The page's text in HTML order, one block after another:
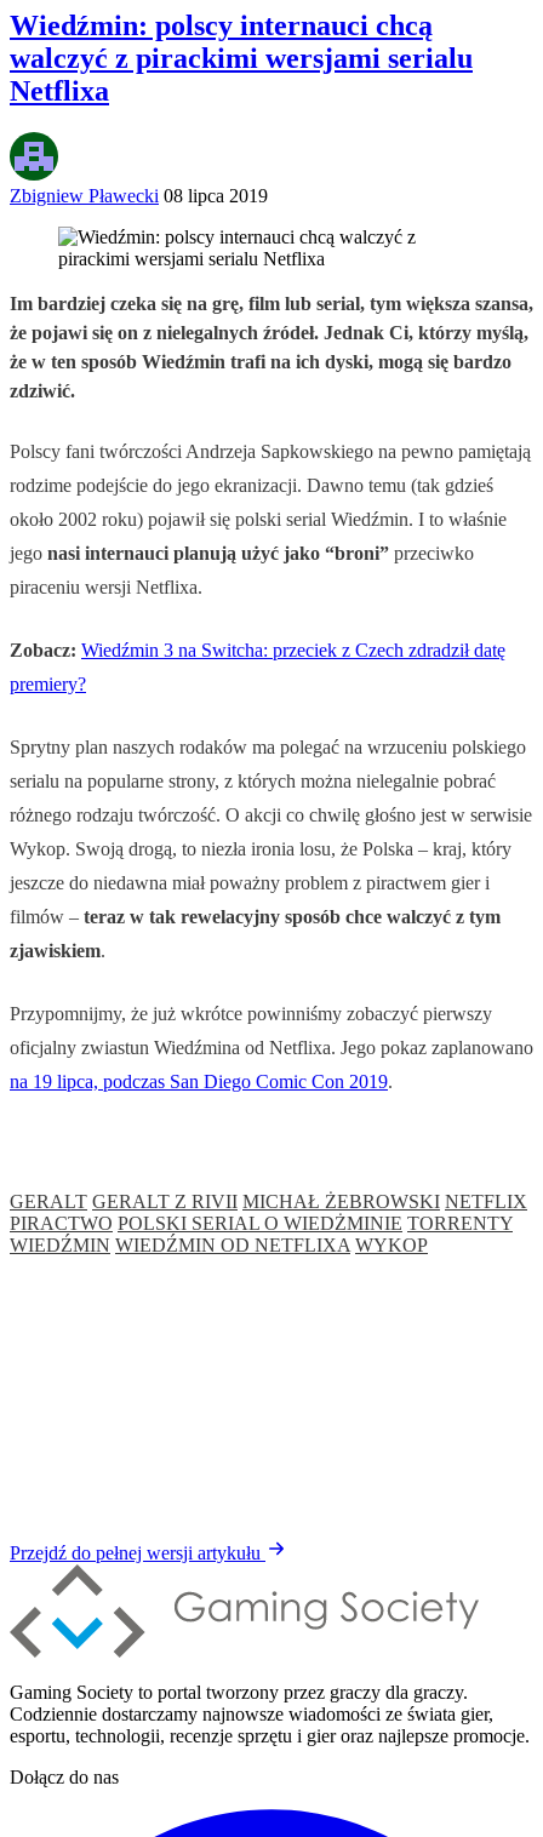
Wiedźmin: polscy internauci chcą
walczyć z pirackimi wersjami serialu
Netflixa
Zbigniew Pławecki 08 lipca 2019
Im bardziej czeka się na grę, film lub serial, tym większa szansa,
że pojawi się on z nielegalnych źródeł. Jednak Ci, którzy myślą,
że w ten sposób Wiedźmin trafi na ich dyski, mogą się bardzo
zdziwić.
Polscy fani twórczości Andrzeja Sapkowskiego na pewno pamiętają
rodzime podejście do jego ekranizacji. Dawno temu (tak gdzieś
około 2002 roku) pojawił się polski serial Wiedźmin. I to właśnie
jego nasi internauci planują użyć jako “broni” przeciwko
piraceniu wersji Netflixa.
Zobacz: Wiedźmin 3 na Switcha: przeciek z Czech zdradził datę
premiery?
Sprytny plan naszych rodaków ma polegać na wrzuceniu polskiego
serialu na popularne strony, z których można nielegalnie pobrać
różnego rodzaju twórczość. O akcji co chwilę głośno jest w serwisie
Wykop. Swoją drogą, to niezła ironia losu, że Polska – kraj, który
jeszcze do niedawna miał poważny problem z piractwem gier i
filmów – teraz w tak rewelacyjny sposób chce walczyć z tym
zjawiskiem.
Przypomnijmy, że już wkrótce powinniśmy zobaczyć pierwszy
oficjalny zwiastun Wiedźmina od Netflixa. Jego pokaz zaplanowano
na 19 lipca, podczas San Diego Comic Con 2019.
GERALT GERALT Z RIVII MICHAŁ ŻEBROWSKI NETFLIX
PIRACTWO POLSKI SERIAL O WIEDŻMINIE TORRENTY
WIEDŹMIN WIEDŹMIN OD NETFLIXA WYKOP
Przejdź do pełnej wersji artykułu
Gaming Society to portal tworzony przez graczy dla graczy.
Codziennie dostarczamy najnowsze wiadomości ze świata gier,
esportu, technologii, recenzje sprzętu i gier oraz najlepsze promocje.
Dołącz do nas